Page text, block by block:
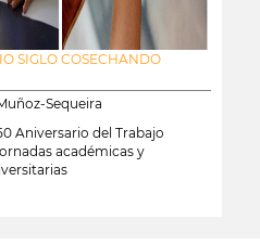
SIGLO COSECHANDO
Sequeira
Aniversario del Trabajo
académicas y